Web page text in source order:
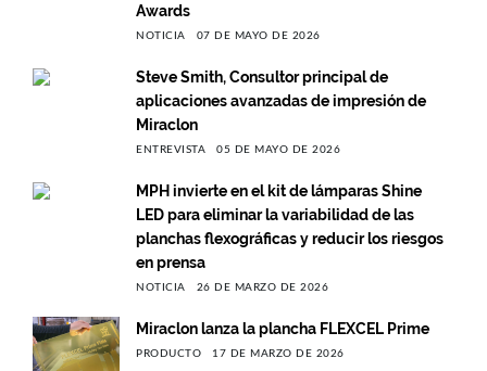
Awards
NOTICIA 07 DE MAYO DE 2026
Steve Smith, Consultor principal de
aplicaciones avanzadas de impresión de
Miraclon
ENTREVISTA 05 DE MAYO DE 2026
MPH invierte en el kit de lámparas Shine
LED para eliminar la variabilidad de las
planchas flexográficas y reducir los riesgos
en prensa
NOTICIA 26 DE MARZO DE 2026
Miraclon lanza la plancha FLEXCEL Prime
PRODUCTO 17 DE MARZO DE 2026